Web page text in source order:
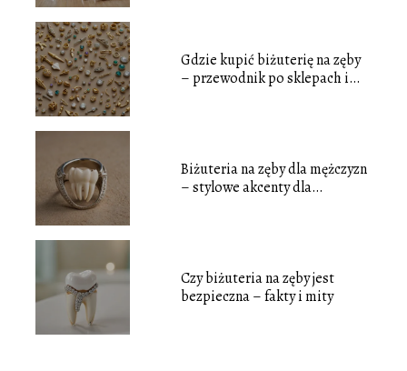
Gdzie kupić biżuterię na zęby
– przewodnik po sklepach i
Biżuteria na zęby dla mężczyzn
– stylowe akcenty dla
Czy biżuteria na zęby jest
bezpieczna – fakty i mity